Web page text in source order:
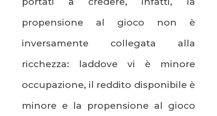
propensione al gioco non è
inversamente collegata alla
ricchezza: laddove vi è minore
occupazione, il reddito disponibile è
minore e la propensione al gioco